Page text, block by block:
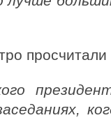
просчитали